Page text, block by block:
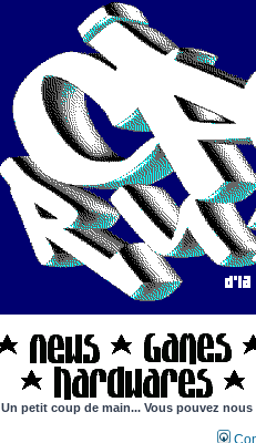
Un petit coup de main... Vous pouvez